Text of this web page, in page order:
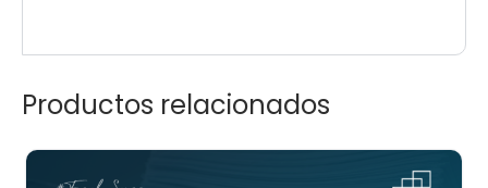
Productos relacionados